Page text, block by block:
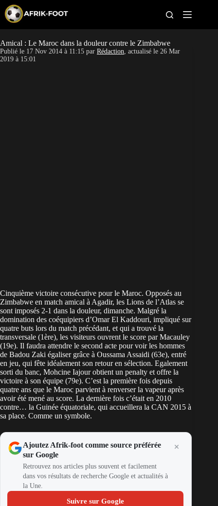
p
o
c
CAN féminine
Amical : Le Maroc dans la douleur contre le Zimbabwe
Publié le 17 Nov 2014 à 11:15 par Rédaction, actualisé le 26 Mar
2019 à 15:01
Cinquième victoire consécutive pour le Maroc. Opposés au
Zimbabwe en match amical à Agadir, les Lions de l’Atlas se
sont imposés 2-1 dans la douleur, dimanche. Malgré la
domination des coéquipiers d’Omar El Kaddouri, impliqué sur
quatre buts lors du match précédant, et qui a trouvé la
transversale (1ère), les visiteurs ouvrent le score par Macauley
(19e). Il faudra attendre le second acte pour voir les hommes
de Badou Zaki égaliser grâce à Oussama Assaidi (63e), entré
en jeu, qui fête idéalement son retour en sélection. Egalement
sorti du banc, Mohcine Iajour obtient un penalty et offre la
victoire à son équipe (79e). C’est la première fois depuis
quatre ans que le Maroc parvient à renverser la vapeur après
avoir été mené au score. La dernière fois c’était en 2010
contre… la Guinée équatoriale, qui accueillera la CAN 2015 à
sa place. Comme un symbole.
Ajoutez Afrik-foot comme source préférée
sur Google
Retrouvez nos articles plus souvent et facilement
dans vos résultats de recherche Google et actualités à
la Une.
Suivre sur Google